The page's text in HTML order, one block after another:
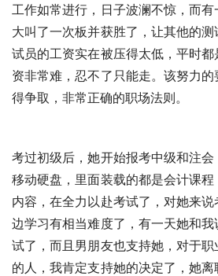
工作如常进行，日子波澜不惊，而
大叫了一次板并获胜了，让其他的
试员的工资实在被压得太低，平时
资非常难，忍不了只能走。该努力
得争取，非常正确的职场法则。
考过初级后，她开始报考中级和注
移动硬盘，里面装载的都是会计课
内容，在全力以赴考试了，对她来
边学习有相当难度了，有一天她和
试了，而且男朋友也支持她，对于
的人，我肯定支持她的决定了，她